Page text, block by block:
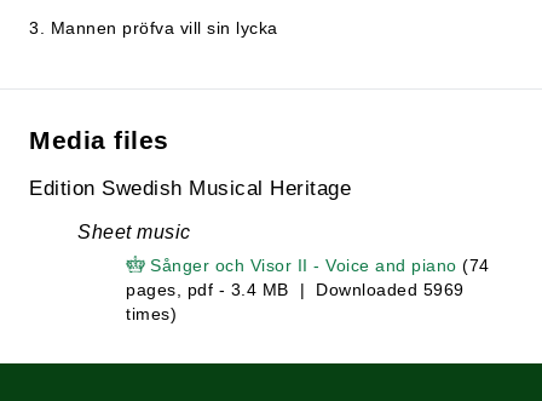
3. Mannen pröfva vill sin lycka
Media files
Edition Swedish Musical Heritage
Sheet music
Sånger och Visor II - Voice and piano (74
pages, pdf - 3.4 MB | Downloaded 5969
times)